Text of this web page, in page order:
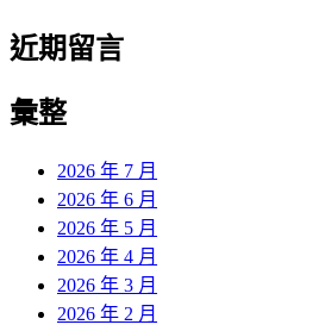
近期留言
彙整
2026 年 7 月
2026 年 6 月
2026 年 5 月
2026 年 4 月
2026 年 3 月
2026 年 2 月